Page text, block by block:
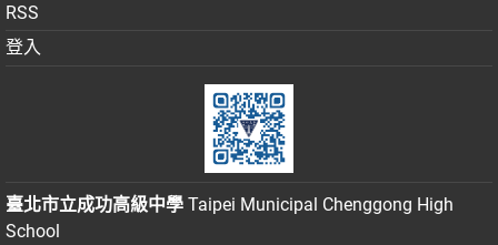
RSS
登入
臺北市立成功高級中學 Taipei Municipal Chenggong High
School